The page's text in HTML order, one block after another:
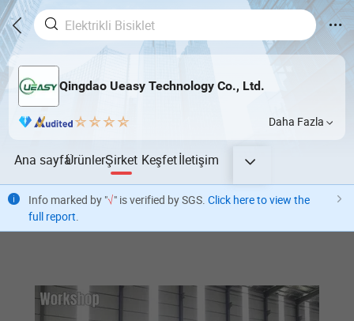
Qingdao Ueasy Technology Co., Ltd.
Daha Fazla
Ana sayfaÜrünlerŞirket Keşfetİletişim
Info marked by "√" is verified by SGS. Click here to view the
full report.